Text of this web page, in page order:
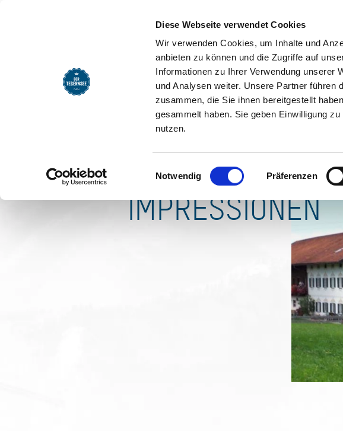
Diese Webseite verwendet Cookies
Wir verwenden Cookies, um Inhalte und
anbieten zu können und die Zugriffe auf
Informationen zu Ihrer Verwendung unserer
und Analysen weiter. Unsere Partner führen
zusammen, die Sie ihnen bereitgestellt
gesammelt haben. Sie geben Einwilligung
nutzen.
Einwilligungsauswahl
Notwendig Präferenzen
Waldhof
Ab 50,00 € Verfügbarkeit prüfen
IMPRESSIONEN